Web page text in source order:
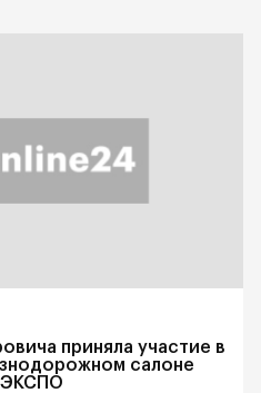
приняла участие в
салоне
ЭКСПО